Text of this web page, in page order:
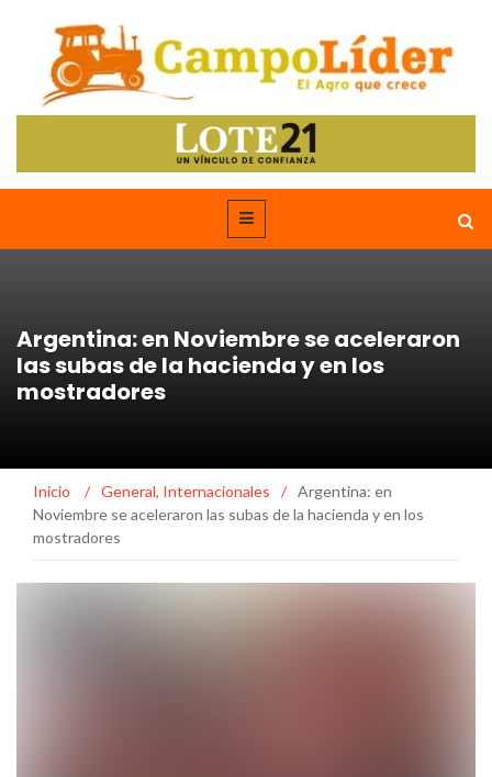
Argentina: en Noviembre se aceleraron
las subas de la hacienda y en los
mostradores
Inicio / General, Internacionales / Argentina: en
Noviembre se aceleraron las subas de la hacienda y en los
mostradores